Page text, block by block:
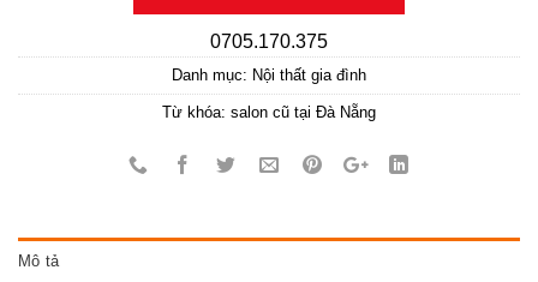
0705.170.375
Danh mục: Nội thất gia đình
Từ khóa: salon cũ tại Đà Nẵng
Mô tả